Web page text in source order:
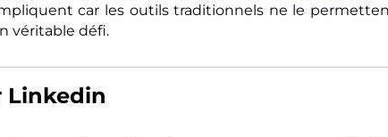
car les outils traditionnels ne le
véritable défi.
Linkedin